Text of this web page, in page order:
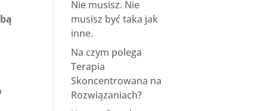
Nie musisz. Nie
musisz być taka jak
inne.
Na czym polega
Terapia
Skoncentrowana na
Rozwiązaniach?